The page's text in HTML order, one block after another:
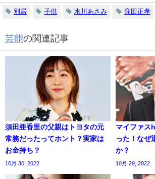
別居 子供 水川あさみ 窪田正孝
芸能の関連記事
須田亜香里の父親はトヨタの元
常務だったってホント？実家は
お金持ち？
10月 30, 2022
マイファス
った！なぜ
か？
10月 29, 2022